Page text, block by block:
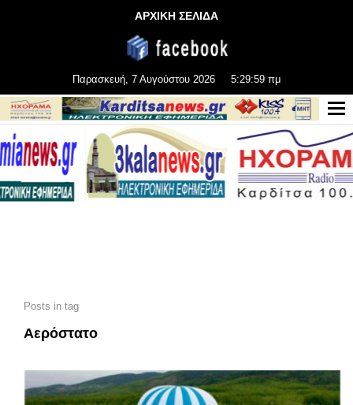
ΑΡΧΙΚΗ ΣΕΛΙΔΑ
Παρασκευή, 7 Αυγούστου 2026 5:30:00 πμ
Posts in tag
Αερόστατο